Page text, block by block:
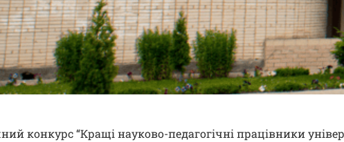
конкурс “Кращі науково-педагогічні працівники